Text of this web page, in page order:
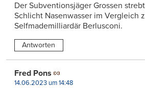
Der Subventionsjäger Grossen
Schlicht Nasenwasser im Vergleich
Selfmademilliardär Berlusconi.
Antworten
Fred Pons
14.06.2023 um 14:48